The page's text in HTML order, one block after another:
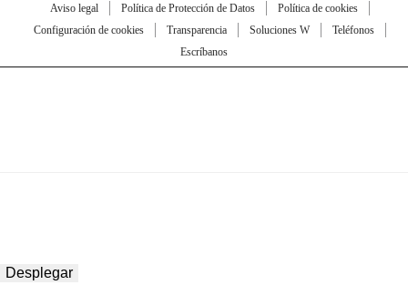
Aviso legal Política de Protección de Datos
Política de cookies
Configuración de cookies
Transparencia Soluciones W
Teléfonos
Escríbanos
Desplegar